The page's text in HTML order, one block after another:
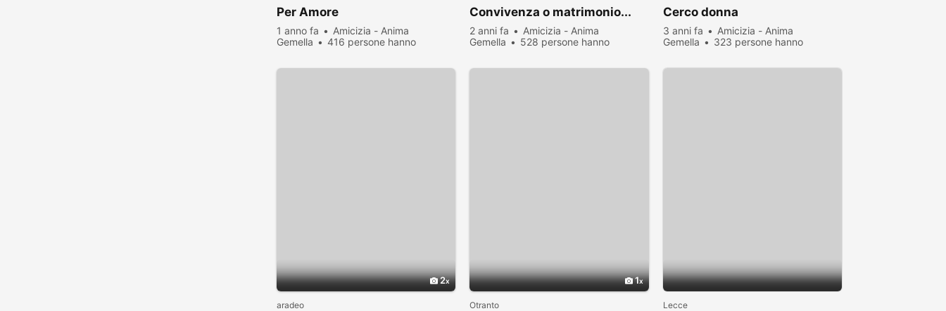
Per Amore
1 anno fa
Amicizia - Anima
Gemella
416 persone hanno
Convivenza o matrimonio...
2 anni fa
Amicizia - Anima
Gemella
528 persone hanno
Cerco donna
3 anni fa
Amicizia - Anima
Gemella
323 persone hanno
2
aradeo
1
Otranto Lecce